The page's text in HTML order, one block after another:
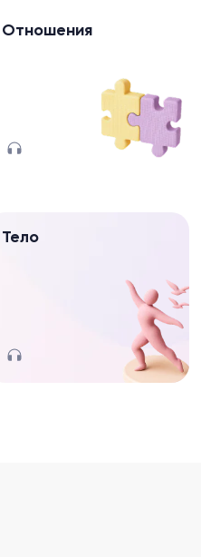
Отношения
Тело